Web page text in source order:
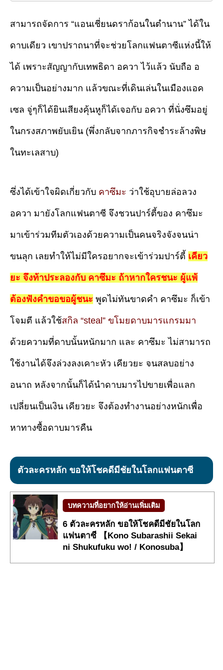
สามารถจัดการ “แอนเชี่ยนดราก้อนในตำนาน” ได้ใน
ดาบเดียว เขาปราถนาที่จะช่วยโลกแฟนตาซีแห่งนี้ให้
ได้ เพราะสัญญากับเทพธิดา อควา ไว้แล้ว นับถือ อ
ความเป็นอย่างมาก แล้วขณะที่เดินเล่นในเมืองแอค
เซล จู่ๆก็ได้ยินเสียงคุ้นหูก็ได้เจอกับ อควา ที่นั่งซึมอยู่
ในกรงสภาพยับเยิน (พึ่งกลับจากภารกิจชำระล้างพิษ
ในทะเลสาบ)
ซึ่งได้เข้าใจผิดเกี่ยวกับ คาซึมะ ว่าใช้อุบายล่อลวง
อควา มายังโลกแฟนตาซี จึงชวนปาร์ตี้ของ คาซึมะ
มาเข้าร่วมทีมตัวเองด้วยความเป็นคนจริงจังจนน่า
ขนลุก เลยทำให้ไม่มีใครอยากจะเข้าร่วมปาร์ตี้ เคียว
ยะ จึงท้าประลองกับ คาซึมะ ถ้าหากใครชนะ ผู้แพ้
ต้องฟังคำขอขอผู้ชนะ พูดไม่ทันขาดคำ คาซึมะ ก็เข้า
โจมตี แล้วใช้สกิล “steal” ขโมยดาบมารแกรมมา
ด้วยความที่ดาบนั้นหนักมาก และ คาซึมะ ไม่สามารถ
ใช้งานได้จึงล่วงลงเคาะหัว เคียวยะ จนสลบอย่าง
อนาถ หลังจากนั้นก็ได้นำดาบมารไปขายเพื่อแลก
เปลี่ยนเป็นเงิน เคียวยะ จึงต้องทำงานอย่างหนักเพื่อ
หาทางซื้อดาบมารคืน
ตัวละครหลัก ขอให้โชคดีมีชัยในโลกแฟนตาซี
บทความที่อยากให้อ่านเพิ่มเติม
6 ตัวละครหลัก ขอให้โชคดีมีชัยในโลก
แฟนตาซี 【Kono Subarashii Sekai
ni Shukufuku wo! / Konosuba】